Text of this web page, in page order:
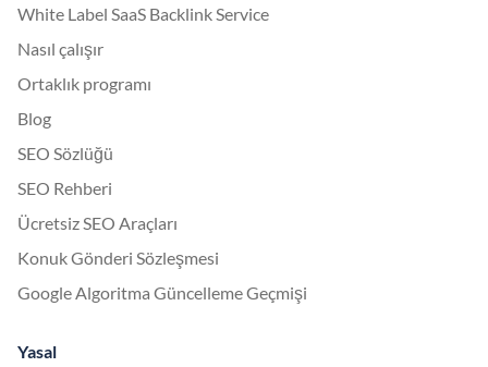
White Label SaaS Backlink Service
Nasıl çalışır
Ortaklık programı
Blog
SEO Sözlüğü
SEO Rehberi
Ücretsiz SEO Araçları
Konuk Gönderi Sözleşmesi
Google Algoritma Güncelleme Geçmişi
Yasal